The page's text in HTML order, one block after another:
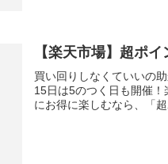
【楽天市場】超ポ
買い回りしなくていいの
15日は5のつく日も開催
にお得に楽しむなら、「